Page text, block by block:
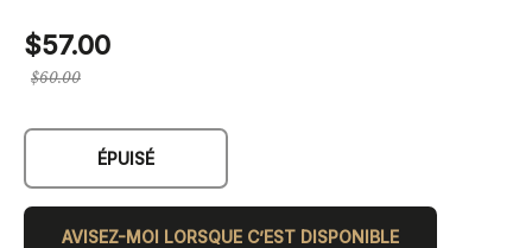
$57.00
Prix
$60.00
ÉPUISÉ
AVISEZ-MOI LORSQUE C’EST DISPONIBLE